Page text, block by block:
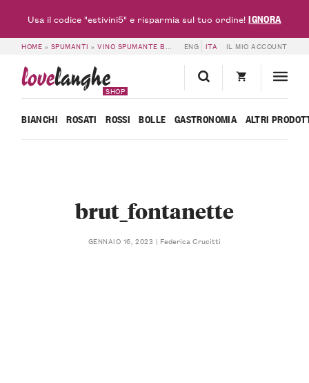
HOME » SPUMANTI »VINO SPUMANTE BRUT – CASCINA FONTANETTE »
ENG ITA IL MIO ACCOUNT
lovelanghe
SHOP
BIANCHI ROSATI ROSSI BOLLE GASTRONOMIA ALTRI
brut_fontanette
GENNAIO 16, 2023 Federica Crucitti
Usa il codice "estivini5" e risparmia sul tuo ordine!IGNORA